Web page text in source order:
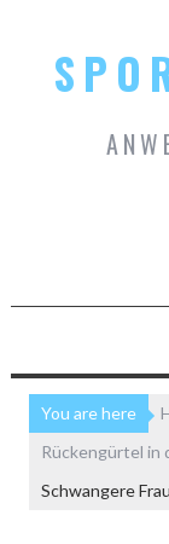
You are here
Rückengürtel in
Schwangere